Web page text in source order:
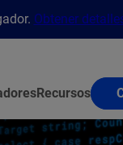
Obtener
Recursos